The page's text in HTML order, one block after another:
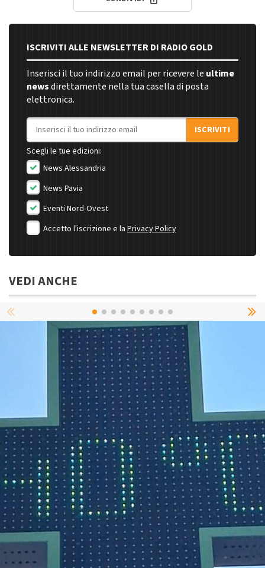
ISCRIVITI ALLE NEWSLETTER DI RADIO GOLD
Inserisci il tuo indirizzo email per ricevere le ultime
newsdirettamente nella tua casella di posta
elettronica.
Indirizzo email
ISCRIVITI
Scegli le tue edizioni:
News Alessandria
News Pavia
Eventi Nord-Ovest
Accetto l'iscrizione e la Privacy Policy
VEDI ANCHE